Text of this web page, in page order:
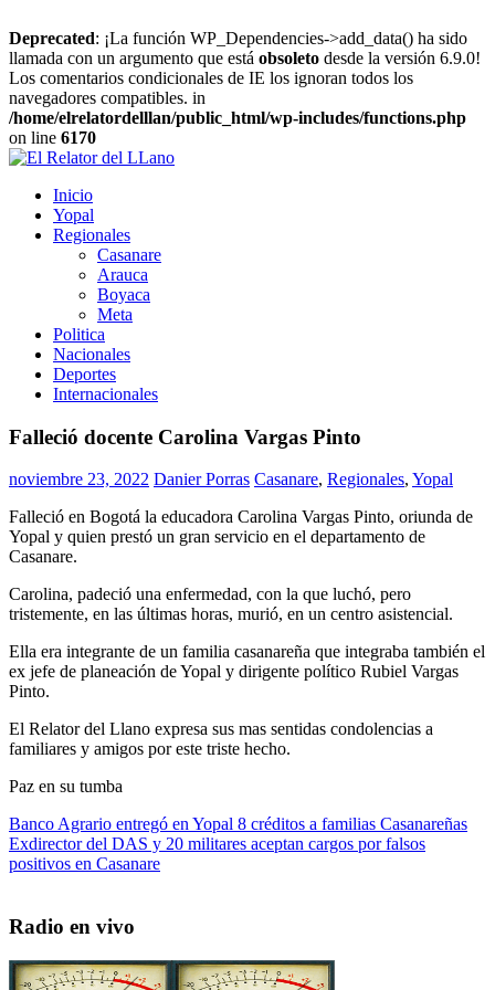
Deprecated: ¡La función WP_Dependencies->add_data() ha sido
llamada con un argumento que está obsoleto desde la versión 6.9.0!
Los comentarios condicionales de IE los ignoran todos los
navegadores compatibles. in
/home/elrelatordelllan/public_html/wp-includes/functions.php
on line 6170
Saltar
contenido
Relator
Noticias
Casanare,
Inicio
Yopal
Regionales
Casanare
Arauca
Boyaca
Meta
Politica
Nacionales
Deportes
Internacionales
Falleció docente Carolina Vargas Pinto
noviembre 23, 2022 Danier Porras Casanare, Regionales, Yopal
Falleció en Bogotá la educadora Carolina Vargas Pinto, oriunda de
Yopal y quien prestó un gran servicio en el departamento de
Casanare.
Carolina, padeció una enfermedad, con la que luchó, pero
tristemente, en las últimas horas, murió, en un centro asistencial.
Ella era integrante de un familia casanareña que integraba también el
ex jefe de planeación de Yopal y dirigente político Rubiel Vargas
Pinto.
El Relator del Llano expresa sus mas sentidas condolencias a
familiares y amigos por este triste hecho.
Paz en su tumba
Navegación
de
Entrada
anterior:
Banco Agrario entregó en Yopal 8 créditos a familias Casanareñas
Entrada
siguiente:
Exdirector del DAS y 20 militares aceptan cargos por falsos
positivos en Casanare
Radio en vivo